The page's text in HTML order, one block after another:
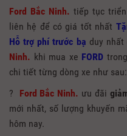
Ford Bắc Ninh. tiếp tục
liên hệ để có giá tốt nhất
Hỗ trợ phí trước bạ duy
Ninh. khi mua xe FORD
chi tiết từng dòng xe như sau:
? Ford Bắc Ninh. ưu đãi
mới nhất, số lượng khuyến
hôm nay.